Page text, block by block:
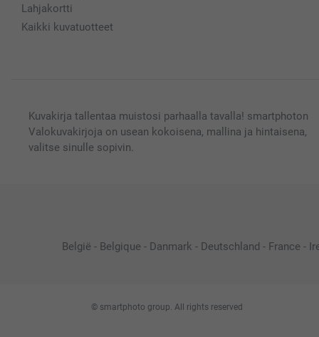
Lahjakortti
Kaikki kuvatuotteet
Kuvakirja tallentaa muistosi parhaalla tavalla! smartphoton
Valokuvakirjoja on usean kokoisena, mallina ja hintaisena,
valitse sinulle sopivin.
België - Belgique - Danmark - Deutschland - France -
© smartphoto group. All rights reserved